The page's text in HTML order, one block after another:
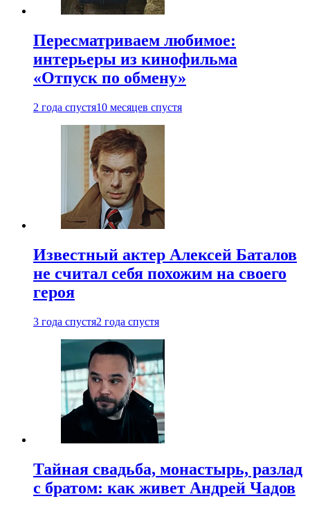
Пересматриваем любимое:
интерьеры из кинофильма
«Отпуск по обмену»
2 года спустя10 месяцев спустя
Известный актер Алексей Баталов
не считал себя похожим на своего
героя
3 года спустя2 года спустя
Тайная свадьба, монастырь, разлад
с братом: как живет Андрей Чадов